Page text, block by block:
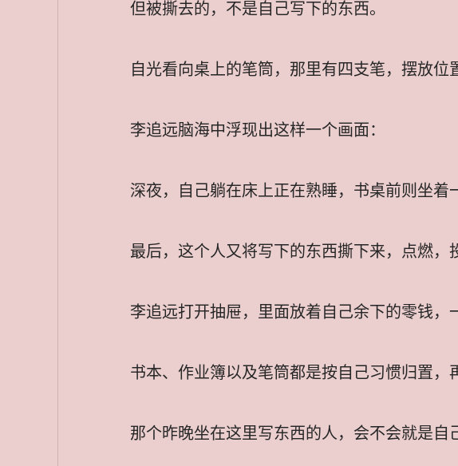
但被撕去的，不是自己写下的东西。
自光看向桌上的笔筒，那里有四支笔，摆放位
李追远脑海中浮现出这样一个画面：
深夜，自己躺在床上正在熟睡，书桌前则坐着
最后，这个人又将写下的东西撕下来，点燃，
李追远打开抽屉，里面放着自己余下的零钱，
书本、作业簿以及笔筒都是按自己习惯归置，
那个昨晚坐在这里写东西的人，会不会就是自